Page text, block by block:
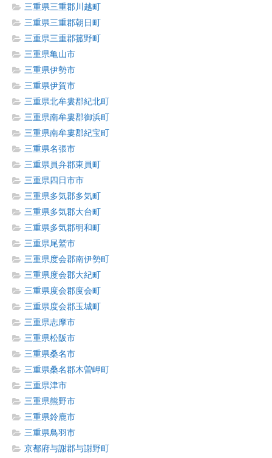
三重県三重郡川越町
三重県三重郡朝日町
三重県三重郡菰野町
三重県亀山市
三重県伊勢市
三重県伊賀市
三重県北牟婁郡紀北町
三重県南牟婁郡御浜町
三重県南牟婁郡紀宝町
三重県名張市
三重県員弁郡東員町
三重県四日市市
三重県多気郡多気町
三重県多気郡大台町
三重県多気郡明和町
三重県尾鷲市
三重県度会郡南伊勢町
三重県度会郡大紀町
三重県度会郡度会町
三重県度会郡玉城町
三重県志摩市
三重県松阪市
三重県桑名市
三重県桑名郡木曽岬町
三重県津市
三重県熊野市
三重県鈴鹿市
三重県鳥羽市
京都府与謝郡与謝野町